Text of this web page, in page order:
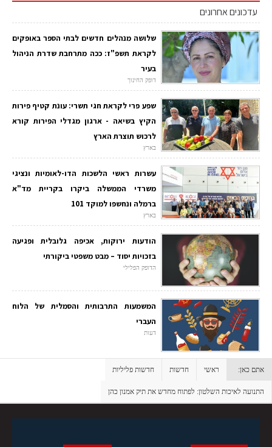
עדכונים אחרונים
שלושה מנהלים חדשים לבתי הספר באופקים
לקראת תשפ"ז: ככה מתרחבת שדרת הניהול
בעיר
דופק החינוך
שפע פרי לקראת חגי תשרי: עונת קטיף פירות
הקיץ בשיאה - ארגון מגדלי הפירות קורא
לרכוש תוצרת הארץ
בארץ
עשרות ראשי הלשכות הדו-לאומיות ונציגי
משרדי הממשלה ביקרו בקריית מד"א
ברמלה ונחשפו למוקד 101
בארץ
הודעות ירוקות, אכיפה גלובלית ופגיעה
בזכויות יסוד – מבט משפטי ביקורתי
הדופק הפלילי
המשמעות התרבותית והסמלית של הלוח
העברי
דעות
אתם כאן: ראשי חדשות חדשות פליליות
התנועה לאיכות השלטון: לפתוח מחדש את תיק אמנון כהן